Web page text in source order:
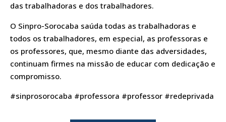
das trabalhadoras e dos trabalhadores.
O Sinpro-Sorocaba saúda todas as trabalhadoras e
todos os trabalhadores, em especial, as professoras e
os professores, que, mesmo diante das adversidades,
continuam firmes na missão de educar com dedicação e
compromisso.
#sinprosorocaba #professora #professor #redeprivada